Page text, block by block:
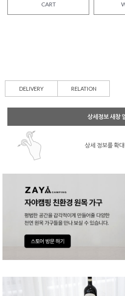
CART
DELIVERY RELATION
상세정보 새창
상세 정보를 확